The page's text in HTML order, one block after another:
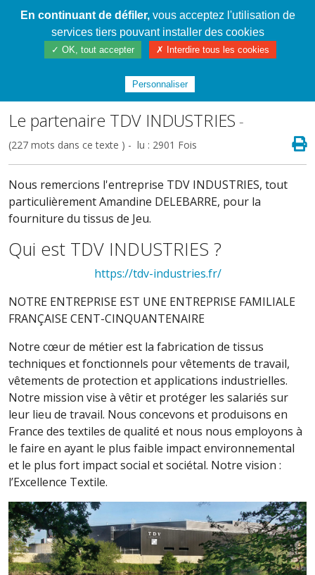
Cahier de textes patrickRICHARD
/5ème Cycle 4 2016/2023/Trois dés sur
carré tissé, en télétravail !
Le partenaire TDV INDUSTRIES -
(227 mots dans ce texte ) - lu : 2901 Fois
Nous remercions l'entreprise TDV INDUSTRIES, tout
particulièrement Amandine DELEBARRE, pour la
fourniture du tissus de Jeu.
Qui est TDV INDUSTRIES ?
https://tdv-industries.fr/
NOTRE ENTREPRISE EST UNE ENTREPRISE FAMILIALE
FRANÇAISE CENT-CINQUANTENAIRE
Notre cœur de métier est la fabrication de tissus
techniques et fonctionnels pour vêtements de travail,
vêtements de protection et applications industrielles.
Notre mission vise à vêtir et protéger les salariés sur
leur lieu de travail. Nous concevons et produisons en
France des textiles de qualité et nous nous employons à
le faire en ayant le plus faible impact environnemental
et le plus fort impact social et sociétal. Notre vision :
l’Excellence Textile.
En continuant de défiler,vous acceptez l'utilisation de
services tiers pouvant installer des cookies
✓ OK, tout accepter ✗ Interdire tous les cookies
Personnaliser